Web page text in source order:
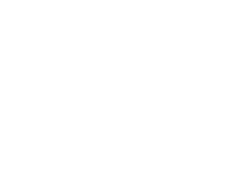
recentemente
na génese das
medicamentos específicos
de não ter ainda
em Portugal
ULS do Algarve
e cirurgias